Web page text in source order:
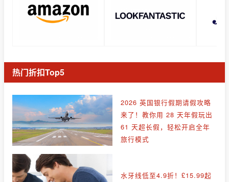
热门折扣Top5
2026 英国银行假期请假攻略
来了！教你用 28 天年假玩出
61 天超长假，轻松开启全年
旅行模式
水牙线低至4.9折！£15.99起